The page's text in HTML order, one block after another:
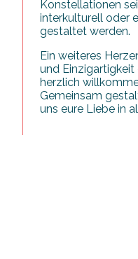
Konstellationen
interkulturell oder
gestaltet werden.
Ein weiteres
und
herzlich
Gemeinsam
uns eure Liebe in